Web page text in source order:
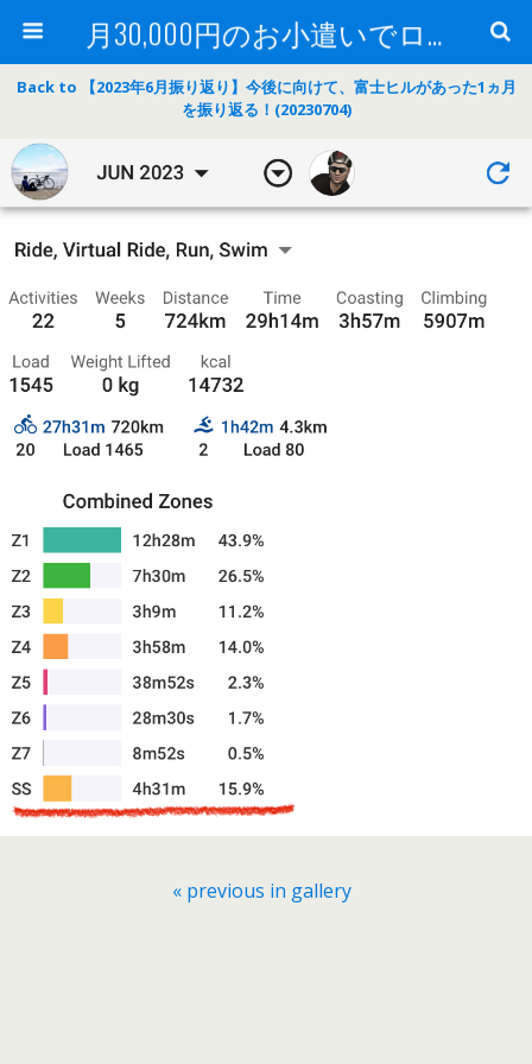
月30,000円のお小遣いでロードバイク
Back to 【2023年6月振り返り】今後に向けて、富士ヒルがあった1ヵ月
を振り返る！(20230704)
« previous in gallery